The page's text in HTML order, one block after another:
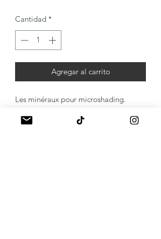
Cantidad *
Agregar al carrito
Les minéraux pour microshading.